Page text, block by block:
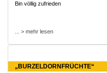
Bin völlig zufrieden
... > mehr lesen
„BURZELDORNFRÜCHTE“